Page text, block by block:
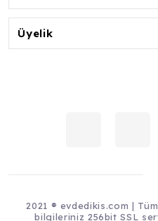
Üyelik
2021 ® evdedikis.com |
bilgileriniz 256bit SSL